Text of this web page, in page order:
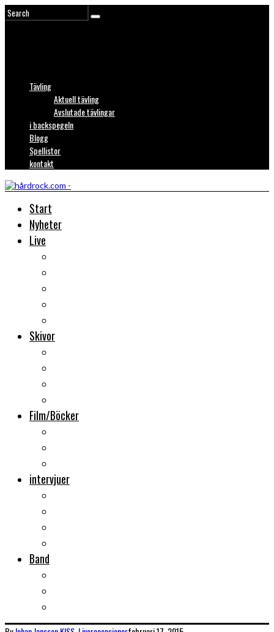
Tävling
Aktuell tävling
Avslutade tävlingar
i backspegeln
Blogg
Spellistor
kontakt
Start
Nyheter
Live
Skivor
Film/Böcker
intervjuer
Band